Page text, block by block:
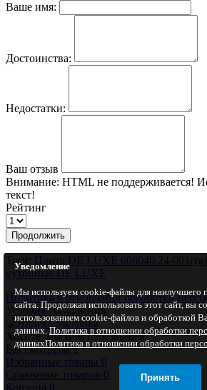
Ваше имя:
Достоинства:
Недостатки:
Ваш отзыв
Внимание: HTML не поддерживается!
текст!
Рейтинг
Продолжить
Теги: Плита DE LUXE 606040.24-
кухонные DE LUXE
Политика в отношении обработки
Условия соглашения
Хотите, мы Вам перезвоним?
Вы смотрели 1
Избранные товары
0
Сравнение товаров 0
Корзина 0
Уведомление
Мы используем cookie-файлы для наилучшего
сайта. Продолжая использовать этот сайт, вы
использованием cookie-файлов и обработкой
данных.Политика в отношении обработки
данныхПолитика в отношении обработки
Принять